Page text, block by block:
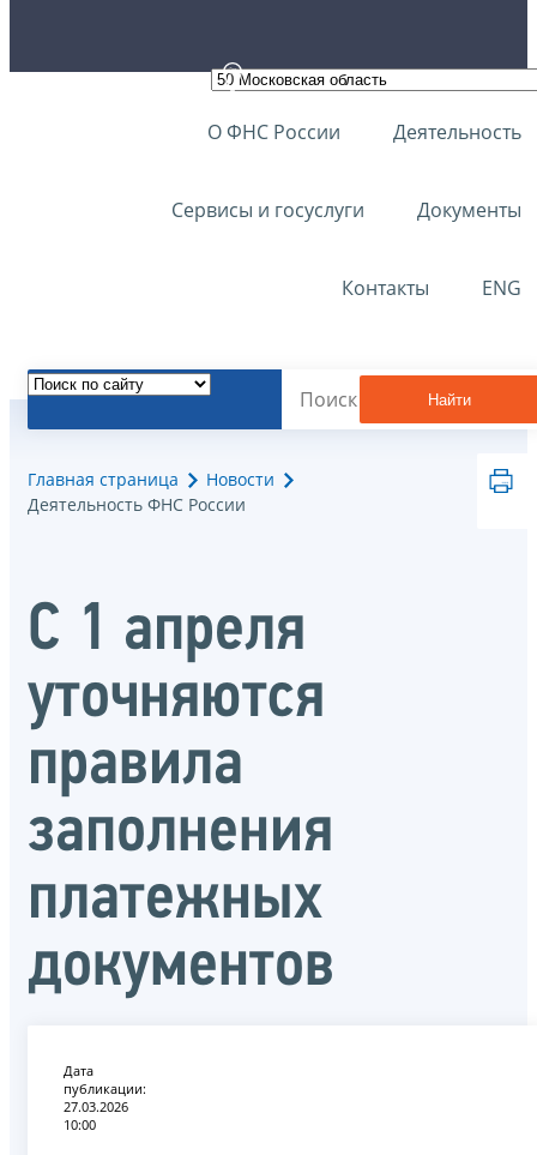
О ФНС России Деятельность
Сервисы и госуслуги Документы
Контакты ENG
Найти
Главная страница
Новости
Деятельность ФНС России
С 1 апреля
уточняются
правила
заполнения
платежных
документов
Дата
публикации:
27.03.2026
10:00